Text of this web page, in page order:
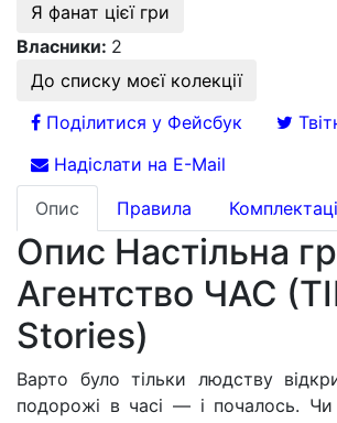
Я фанат цієї гри
Власники: 2
До списку моєї колекції
Поділитися у Фейсбук
Надіслати на E-Mail
Опис
Правила
Опис Настільна
Агентство ЧАС
Stories)
Варто було тільки людству
подорожі в часі — і почалось.